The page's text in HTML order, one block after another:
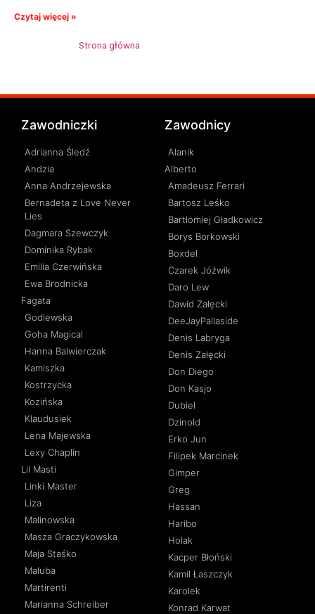
Czytaj więcej »
Strona główna
Zawodniczki
Adrianna Śledź
Andzia
Anna Andrzejewska
Bernadeta z Love Never
Lies
Dagmara Szewczyk
Dominika Rybak
Emilia Czerwińska
Ewa Brodnicka
Fagata
Godlewska
Goha Magical
Hanna Balwierczak
Kamiszka
Kostrzycka
Kozińska
Klaudusiek
Lena Majewska
Lexy Chaplin
Lil Masti
Linki Master
Liza
Malinowska
Masza Graczykowska
Maja Staśko
Maluba
Martirenti
Marianna Schreiber
Zawodnicy
Alanik
Alberto
Amadeusz Ferrari
Bartosz Leśko
Bartłomiej Gładkowicz
Borys Borkowski
Boxdel
Czarek Jóźwik
Daro Lew
Dawid Załęcki
DeeJayPallaside
Denis Labryga
Denis Załęcki
Don Diego
Don Kasjo
Dubiel
Dzinold
Erko Jun
Filipek Marcinek
Gimper
Greg
Hassan
Haribo
Holak
Kacper Błoński
Kamil Łaszczyk
Karolek
Konrad Karwat